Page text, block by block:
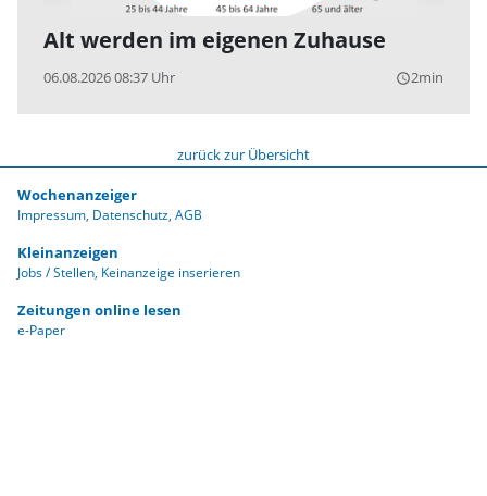
Alt werden im eigenen Zuhause
06.08.2026 08:37 Uhr query_builder2min
zurück zur Übersicht
Wochenanzeiger
Impressum Datenschutz AGB
Kleinanzeigen
Jobs / Stellen Keinanzeige inserieren
Zeitungen online lesen
e-Paper